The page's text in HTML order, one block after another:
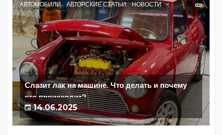
АВТОМОБИЛИ АВТОРСКИЕ СТАТЬИ НОВОСТИ
Слазит лак на машине. Что делать и почему
это происходит?
14.06.2025